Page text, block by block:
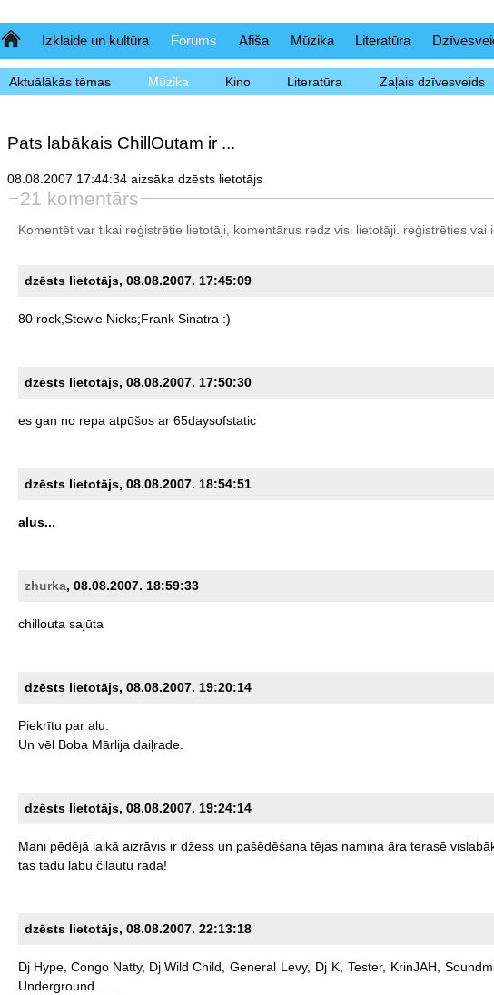
SākumlapaIzklaide un kultūra Forums Afiša Mūzika Literatūra
Aktuālākās tēmas Mūzika Kino Literatūra Zaļais dzīvesveids
Pats labākais ChillOutam ir ...
08.08.2007 17:44:34 aizsāka dzēsts lietotājs
21 komentārs
Komentēt var tikai reģistrētie lietotāji, komentārus redz visi lietotāji. reģistrētiesvai
dzēsts lietotājs, 08.08.2007. 17:45:09
80 rock,Stewie Nicks;Frank Sinatra :)
dzēsts lietotājs, 08.08.2007. 17:50:30
es gan no repa atpūšos ar 65daysofstatic
dzēsts lietotājs, 08.08.2007. 18:54:51
alus...
zhurka, 08.08.2007. 18:59:33
chillouta sajūta
dzēsts lietotājs, 08.08.2007. 19:20:14
Piekrītu par alu.
Un vēl Boba Mārlija daiļrade.
dzēsts lietotājs, 08.08.2007. 19:24:14
Mani pēdējā laikā aizrāvis ir džess un pašēdēšana tējas namiņa āra terasē
tas tādu labu čilautu rada!
dzēsts lietotājs, 08.08.2007. 22:13:18
Dj Hype, Congo Natty, Dj Wild Child, General Levy, Dj K, Tester, KrinJAH,
Underground.......